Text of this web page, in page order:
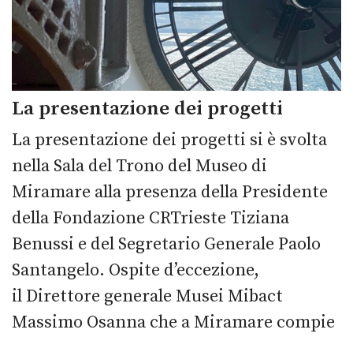
La presentazione dei progetti
La presentazione dei progetti si è svolta
nella Sala del Trono del Museo di
Miramare alla presenza della Presidente
della Fondazione CRTrieste Tiziana
Benussi e del Segretario Generale Paolo
Santangelo. Ospite d’eccezione,
il Direttore generale Musei Mibact
Massimo Osanna che a Miramare compie